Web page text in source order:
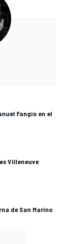
Fangio en el
Villeneuve
de San Marino